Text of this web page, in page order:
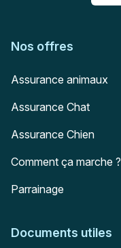
Nos offres
Assurance animaux
Assurance Chat
Assurance Chien
Comment ça marche ?
Parrainage
Documents utiles